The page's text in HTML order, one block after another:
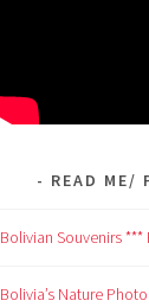
READ ME/
Bolivian Souvenirs
Bolivia’s Nature